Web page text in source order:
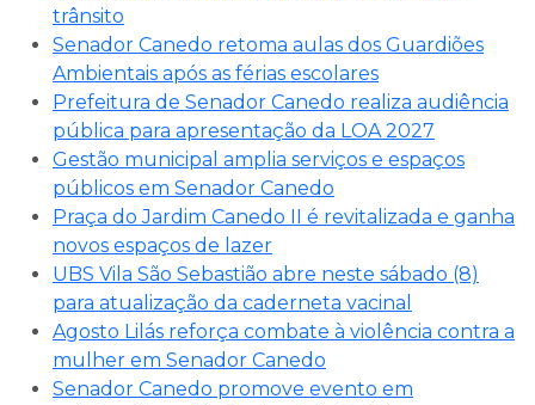
trânsito
Senador Canedo retoma aulas dos Guardiões
Ambientais após as férias escolares
Prefeitura de Senador Canedo realiza audiência
pública para apresentação da LOA 2027
Gestão municipal amplia serviços e espaços
públicos em Senador Canedo
Praça do Jardim Canedo II é revitalizada e ganha
novos espaços de lazer
UBS Vila São Sebastião abre neste sábado (8)
para atualização da caderneta vacinal
Agosto Lilás reforça combate à violência contra a
mulher em Senador Canedo
Senador Canedo promove evento em